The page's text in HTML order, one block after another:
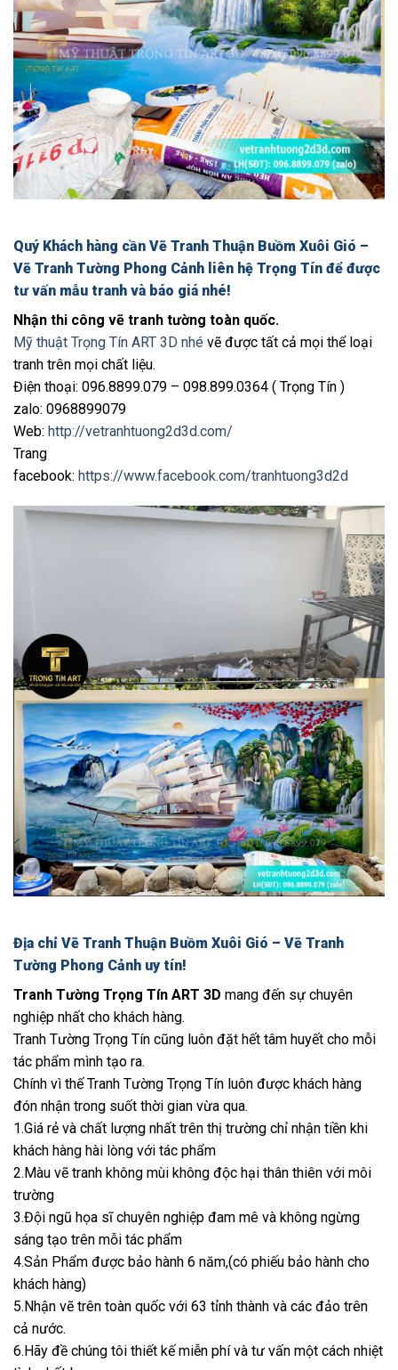
Quý Khách hàng cần Vẽ Tranh Thuận Buồm Xuôi Gió –
Vẽ Tranh Tường Phong Cảnh liên hệ Trọng Tín để được
tư vấn mẫu tranh và báo giá nhé!
Nhận thi công vẽ tranh tường toàn quốc.
Mỹ thuật Trọng Tín ART 3D nhé vẽ được tất cả mọi thể loại
tranh trên mọi chất liệu.
Điện thoại: 096.8899.079 – 098.899.0364 ( Trọng Tín )
zalo: 0968899079
Web: http://vetranhtuong2d3d.com/
Trang
facebook: https://www.facebook.com/tranhtuong3d2d
Địa chỉ Vẽ Tranh Thuận Buồm Xuôi Gió – Vẽ Tranh
Tường Phong Cảnh uy tín!
Tranh Tường Trọng Tín ART 3D mang đến sự chuyên
nghiệp nhất cho khách hàng.
Tranh Tường Trọng Tín cũng luôn đặt hết tâm huyết cho mỗi
tác phẩm mình tạo ra.
Chính vì thế Tranh Tường Trọng Tín luôn được khách hàng
đón nhận trong suốt thời gian vừa qua.
1.Giá rẻ và chất lượng nhất trên thị trường chỉ nhận tiền khi
khách hàng hài lòng với tác phẩm
2.Màu vẽ tranh không mùi không độc hại thân thiên với môi
trường
3.Đội ngũ họa sĩ chuyên nghiệp đam mê và không ngừng
sáng tạo trên mỗi tác phẩm
4.Sản Phẩm được bảo hành 6 năm,(có phiếu bảo hành cho
khách hàng)
5.Nhận vẽ trên toàn quốc với 63 tỉnh thành và các đảo trên
cả nước.
6.Hãy đề chúng tôi thiết kế miễn phí và tư vấn một cách nhiệt